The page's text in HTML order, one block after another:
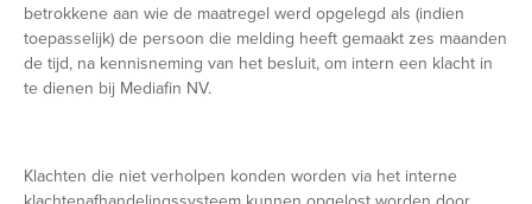
betrokkene aan wie de maatregel werd opgelegd als (indien
toepasselijk) de persoon die melding heeft gemaakt zes maanden
de tijd, na kennisneming van het besluit, om intern een klacht in
te dienen bij Mediafin NV.
Klachten die niet verholpen konden worden via het interne